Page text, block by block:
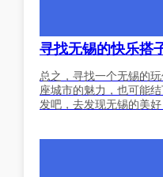
寻找无锡的快乐搭
总之，寻找一个无锡的
座城市的魅力，也可能
发吧，去发现无锡的美好